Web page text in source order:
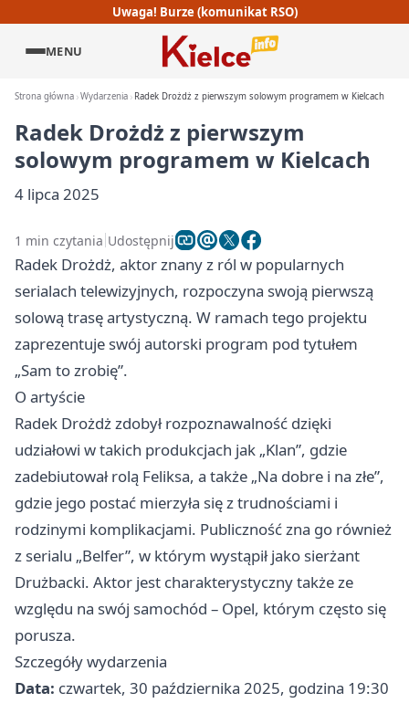
Uwaga! Burze (komunikat RSO)
MENU
Strona główna Wydarzenia Radek Drożdż z pierwszym solowym programem w Kielcach
Radek Drożdż z pierwszym
solowym programem w Kielcach
4 lipca 2025
1 min czytania Udostępnij
Radek Drożdż, aktor znany z ról w popularnych
serialach telewizyjnych, rozpoczyna swoją pierwszą
solową trasę artystyczną. W ramach tego projektu
zaprezentuje swój autorski program pod tytułem
„Sam to zrobię”.
O artyście
Radek Drożdż zdobył rozpoznawalność dzięki
udziałowi w takich produkcjach jak „Klan”, gdzie
zadebiutował rolą Feliksa, a także „Na dobre i na złe”,
gdzie jego postać mierzyła się z trudnościami i
rodzinymi komplikacjami. Publiczność zna go również
z serialu „Belfer”, w którym wystąpił jako sierżant
Drużbacki. Aktor jest charakterystyczny także ze
względu na swój samochód – Opel, którym często się
porusza.
Szczegóły wydarzenia
Data: czwartek, 30 października 2025, godzina 19:30